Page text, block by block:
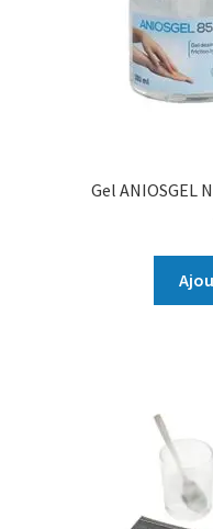
Gel ANIOSGEL